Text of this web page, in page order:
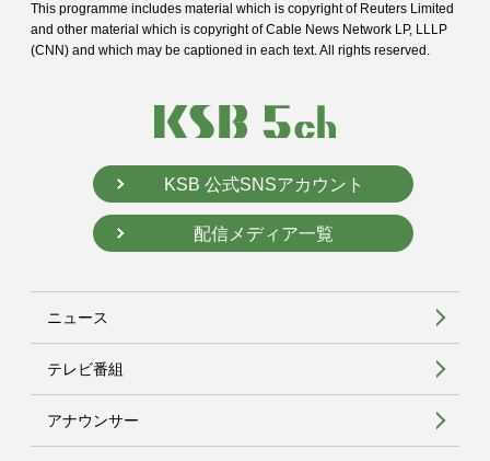
This programme includes material which is copyright of Reuters Limited
and other material which is copyright of Cable News Network LP, LLLP
(CNN) and which may be captioned in each text. All rights reserved.
KSB 公式SNSアカウント
配信メディア一覧
ニュース
テレビ番組
アナウンサー